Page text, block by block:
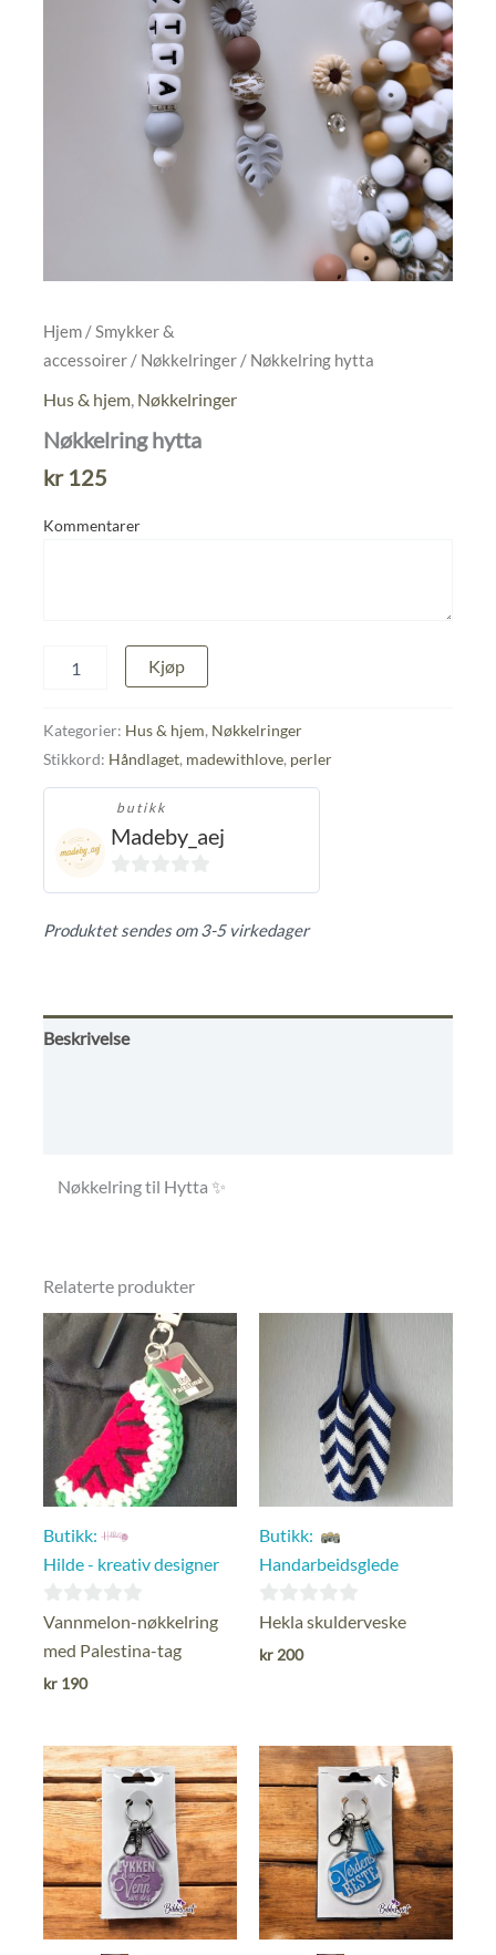
Hjem /Smykker &
accessoirer / Nøkkelringer / Nøkkelring hytta
Hus & hjem, Nøkkelringer
Nøkkelring hytta
kr125
Kommentarer
hytta
Kjøp
Kategorier: Hus & hjem, Nøkkelringer
Stikkord: Håndlaget, madewithlove, perler
butikk
Madeby_aej
0
Produktet sendes om 3-5 virkedager
Beskrivelse
Nøkkelring til Hytta ✨
Relaterte produkter
Butikk:
Hilde - kreativ designer
0
ut
av
Vannmelon-nøkkelring
med Palestina-tag
kr 190
Butikk:
Handarbeidsglede
0
ut
Hekla skulderveske
kr 200